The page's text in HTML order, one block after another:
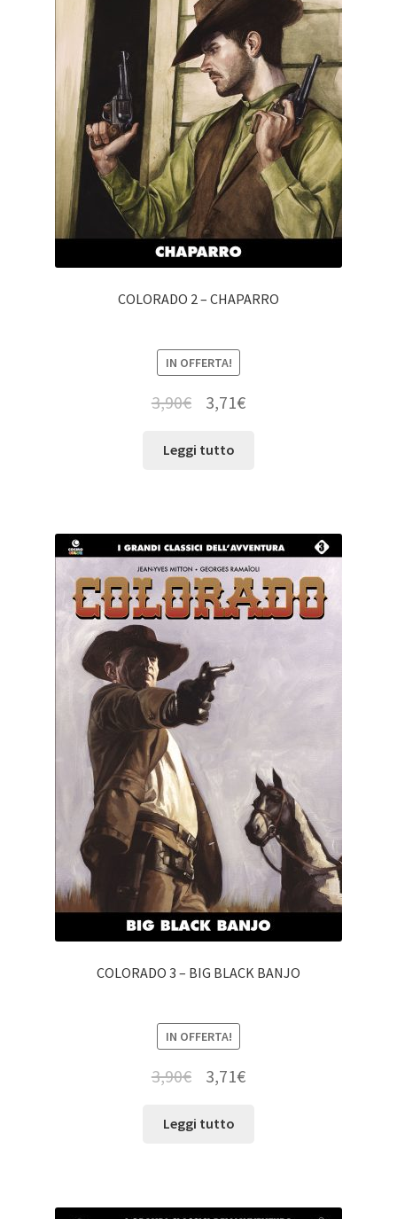
COLORADO 2 – CHAPARRO
IN OFFERTA!
3,90€ 3,71€
Leggi tutto
COLORADO 3 – BIG BLACK BANJO
IN OFFERTA!
3,90€ 3,71€
Leggi tutto